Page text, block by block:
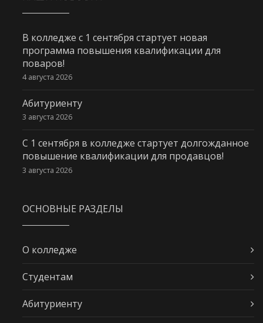
В колледже с 1 сентября стартует новая
программа повышения квалификации для
поваров!
4 августа 2026
Абитуриенту
3 августа 2026
С 1 сентября в колледже стартует долгожданное
повышение квалификации для продавцов!
3 августа 2026
ОСНОВНЫЕ РАЗДЕЛЫ
О колледже
Студентам
Абитуриенту